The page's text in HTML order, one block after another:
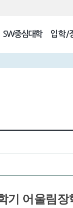
SW중심대학 입학/
기 어울림장